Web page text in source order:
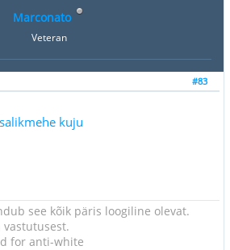
Marconato
Veteran
#83
kuju
see kõik päris loogiline olevat.
vastutusest.
for anti-white